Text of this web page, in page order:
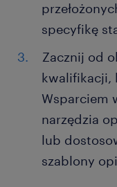
specyfikę
Zacznij od
kwalifikacji,
Wsparciem
narzędzia
lub
szablony